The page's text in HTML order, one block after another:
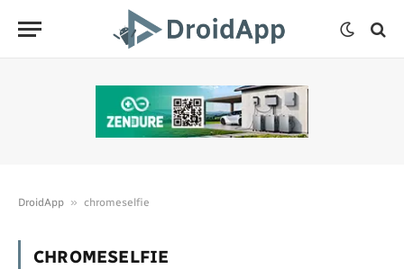
DroidApp » chromeselfie
CHROMESELFIE